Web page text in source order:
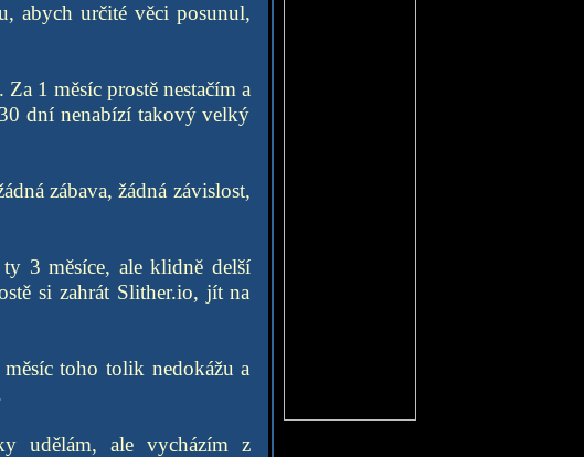
abych určité věci posunul,
1 měsíc prostě nestačím a
dní nenabízí takový velký
zábava, žádná závislost,
3 měsíce, ale klidně delší
si zahrát Slither.io, jít na
toho tolik nedokážu a
udělám, ale vycházím z